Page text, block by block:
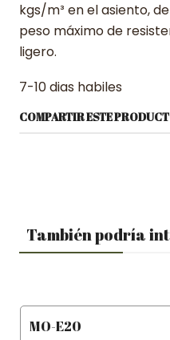
kgs/m³ en el asiento,
peso máximo de
ligero.
7-10 dias habiles
COMPARTIR ESTE
También podría
-13% OFF
MO-E20